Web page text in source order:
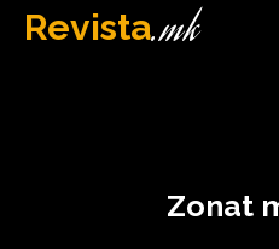
Revista.mk
Zonat